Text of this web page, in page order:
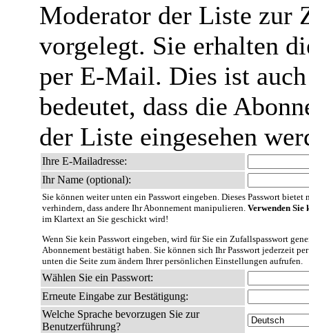
Moderator der Liste zur
vorgelegt. Sie erhalten
per E-Mail. Dies ist
bedeutet, dass die
der Liste eingesehen
Ihre E-Mailadresse:
Ihr Name (optional):
Sie können weiter unten ein Passwort eingeben. Dieses Passwort
verhindern, dass andere Ihr Abonnement manipulieren. Verwenden Sie
im Klartext an Sie geschickt wird!
Wenn Sie kein Passwort eingeben, wird für Sie ein Zufallspasswort
Abonnement bestätigt haben. Sie können sich Ihr Passwort jederzeit
unten die Seite zum ändern Ihrer persönlichen Einstellungen aufrufen.
Wählen Sie ein Passwort:
Erneute Eingabe zur Bestätigung:
Welche Sprache bevorzugen Sie zur
Benutzerführung?